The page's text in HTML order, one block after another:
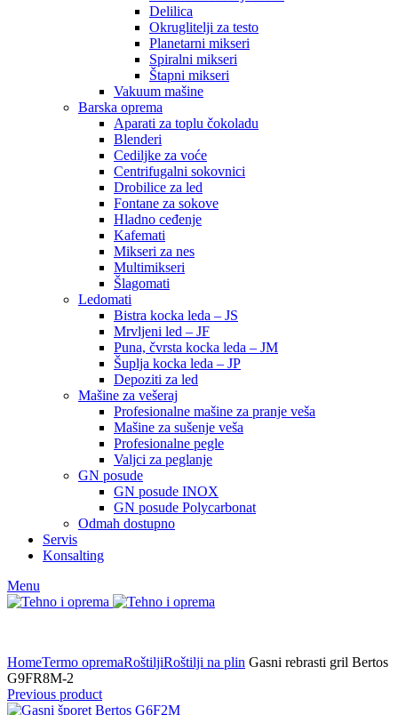
Delilica
Okruglitelji za testo
Planetarni mikseri
Spiralni mikseri
Štapni mikseri
Vakuum mašine
Barska oprema
Aparati za toplu čokoladu
Blenderi
Cediljke za voće
Centrifugalni sokovnici
Drobilice za led
Fontane za sokove
Hladno ceđenje
Kafemati
Mikseri za nes
Multimikseri
Šlagomati
Ledomati
Bistra kocka leda – JS
Mrvljeni led – JF
Puna, čvrsta kocka leda – JM
Šuplja kocka leda – JP
Depoziti za led
Mašine za vešeraj
Profesionalne mašine za pranje veša
Mašine za sušenje veša
Profesionalne pegle
Valjci za peglanje
GN posude
GN posude INOX
GN posude Polycarbonat
Odmah dostupno
Servis
Konsalting
Menu
HomeTermo opremaRoštiljiRoštilji na plin Gasni rebrasti gril Bertos
G9FR8M-2
Previous product